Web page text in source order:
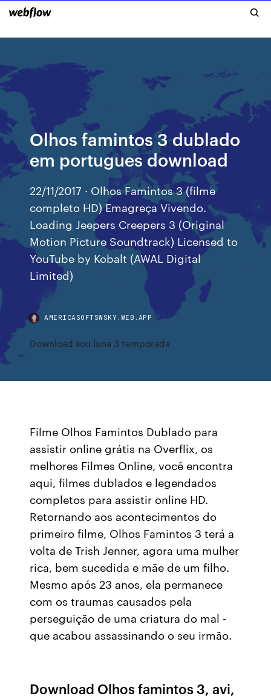
Olhos famintos 3 dublado
em portugues download
22/11/2017 · Olhos Famintos 3 (filme
completo HD) Emagreça Vivendo.
Loading Jeepers Creepers 3 (Original
Motion Picture Soundtrack) Licensed to
YouTube by Kobalt (AWAL Digital
Limited)
AMERICASOFTSWSKY.WEB.APP
Download sou luna 3 temporada
Filme Olhos Famintos Dublado para
assistir online grátis na Overflix, os
melhores Filmes Online, você encontra
aqui, filmes dublados e legendados
completos para assistir online HD.
Retornando aos acontecimentos do
primeiro filme, Olhos Famintos 3 terá a
volta de Trish Jenner, agora uma mulher
rica, bem sucedida e mãe de um filho.
Mesmo após 23 anos, ela permanece
com os traumas causados pela
perseguição de uma criatura do mal -
que acabou assassinando o seu irmão.
Download Olhos famintos 3, avi,